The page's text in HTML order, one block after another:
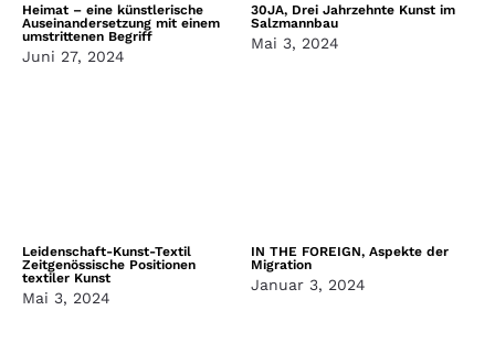
Heimat – eine künstlerische
Auseinandersetzung mit einem
umstrittenen Begriff
Juni 27, 2024
30JA, Drei Jahrzehnte Kunst im
Salzmannbau
Mai 3, 2024
Leidenschaft-Kunst-Textil
Zeitgenössische Positionen
textiler Kunst
Mai 3, 2024
IN THE FOREIGN, Aspekte der
Migration
Januar 3, 2024